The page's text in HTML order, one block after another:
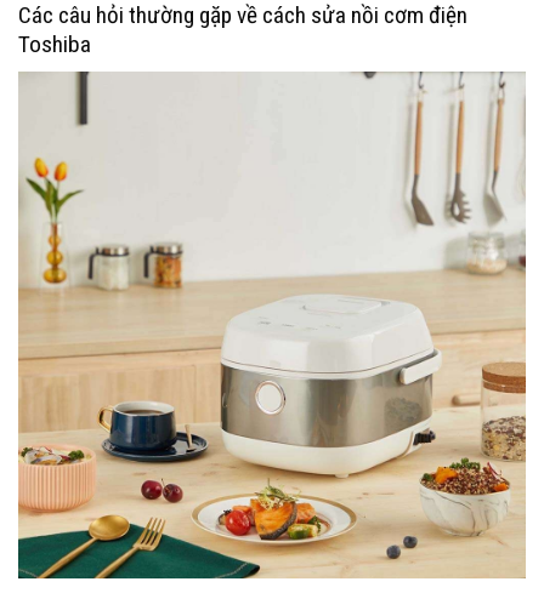
Các câu hỏi thường gặp về cách sửa nồi cơm điện
Toshiba